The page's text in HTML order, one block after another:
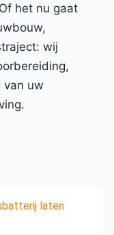
het nu gaat
wij
van uw
laten